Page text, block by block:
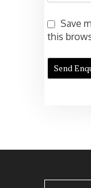
Save
this